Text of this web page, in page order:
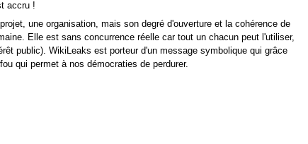
accru !
une organisation, mais son degré d'ouverture et la cohérence de
Elle est sans concurrence réelle car tout un chacun peut l'utiliser,
public). WikiLeaks est porteur d'un message symbolique qui grâce
qui permet à nos démocraties de perdurer.